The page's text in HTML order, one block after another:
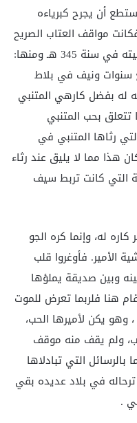
أن يجرح كبرياءه
مواقف العتاب الصريح
والفراق، وكان آخر ما أنشده إياه ميميته في سنة 345 هـ ومنها:
سنوات ونيف في بلاط
له بفضل كارهي المتنبي
بحب المتنبي
رثاها المتنبي في
مما لا يليق عند رثاء
التي كانت تربط سيف
له، وإنما كره الجو
الأمير. فأوغروا قلب
وبين صديقة يملؤها
هنا فلربما تعرض للموت
وهو يكن لأميرها الحب،
ولم يقف منه موقف
التي تبادلاها
في بلاد عديده بقي
.